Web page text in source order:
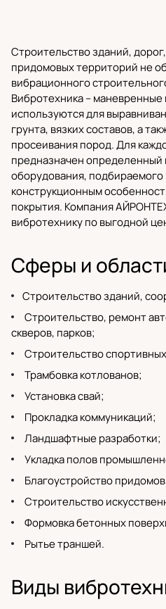
Строительство зданий,
придомовых территорий не
вибрационного
Вибротехника –
используются для
грунта, вязких составов, а
просеивания пород. Для
предназначен определенный
оборудования, подбираемого
конструкционным
покрытия. Компания
вибротехнику по выгодной
Сферы и
Строительство зданий,
Строительство, ремонт
скверов, парков;
Строительство
Трамбовка котлованов;
Установка свай;
Прокладка коммуникаций;
Ландшафтные разработки;
Укладка полов
Благоустройство
Строительство
Формовка бетонных
Рытье траншей.
Виды